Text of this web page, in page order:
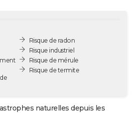
Risque de radon
Risque industriel
Risque de mérule
Risque de termite
naturelles depuis les